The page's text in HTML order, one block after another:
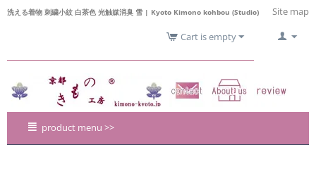
洗える着物 刺繍小紋 白茶色 光触媒消臭 雪 | Kyoto Kimono kohbou (Studio)
Site map
Cart is empty
product menu >>